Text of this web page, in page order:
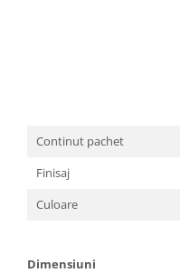
Continut pachet
Finisaj
Culoare
Dimensiuni